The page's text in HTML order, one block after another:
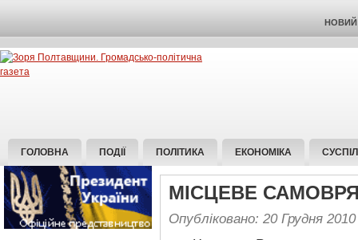
НОВИЙ
ГОЛОВНА ПОДІЇ ПОЛІТИКА ЕКОНОМІКА
МІСЦЕВЕ
Опубліковано: 20 Грудня 2010